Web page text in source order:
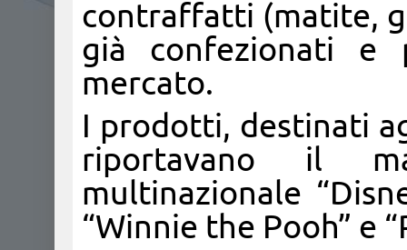
contraffatti (matite,
già confezionati e
mercato.
I prodotti, destinati
riportavano il
multinazionale
“Winnie the Pooh” e